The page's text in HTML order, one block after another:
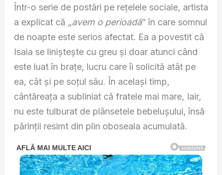
Într-o serie de postări pe rețelele sociale, artista
a explicat că „avem o perioadă” în care somnul
de noapte este serios afectat. Ea a povestit că
Isaia se liniștește cu greu și doar atunci când
este luat în brațe, lucru care îi solicită atât pe
ea, cât și pe soțul său. În același timp,
cântăreața a subliniat că fratele mai mare, Iair,
nu este tulburat de plânsetele bebelușului, însă
părinții resimt din plin oboseala acumulată.